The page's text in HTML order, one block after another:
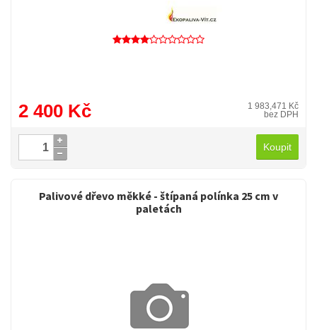
2 400 Kč
1 983,471 Kč
bez DPH
Koupit
Palivové dřevo měkké - štípaná polínka 25 cm v
paletách